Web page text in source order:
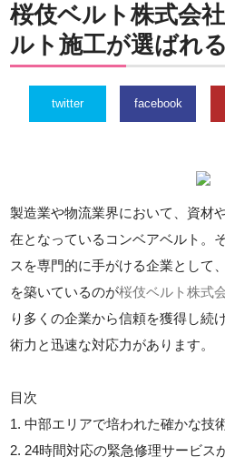
桜伎ベルト株式会
ルト施工が選ばれ
twitter facebook
製造業や物流業界において、資材
在となっているコンベアベルト。
スを専門的に手がける企業として
を築いているのが桜伎ベルト株式
り多くの企業から信頼を獲得し続
術力と迅速な対応力があります。
目次
1. 中部エリアで培われた確かな技
2. 24時間対応の緊急修理サービス